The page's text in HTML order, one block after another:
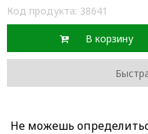
Код продукта: 38641
В корзину
Не можешь